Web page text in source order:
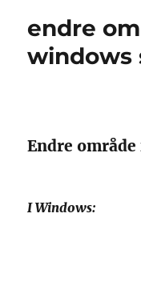
endre
windows
Endre
I Windows: